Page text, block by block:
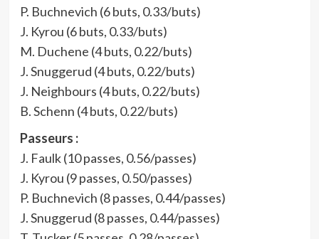
P. Buchnevich (6 buts, 0.33/buts)
J. Kyrou (6 buts, 0.33/buts)
M. Duchene (4 buts, 0.22/buts)
J. Snuggerud (4 buts, 0.22/buts)
J. Neighbours (4 buts, 0.22/buts)
B. Schenn (4 buts, 0.22/buts)
Passeurs :
J. Faulk (10 passes, 0.56/passes)
J. Kyrou (9 passes, 0.50/passes)
P. Buchnevich (8 passes, 0.44/passes)
J. Snuggerud (8 passes, 0.44/passes)